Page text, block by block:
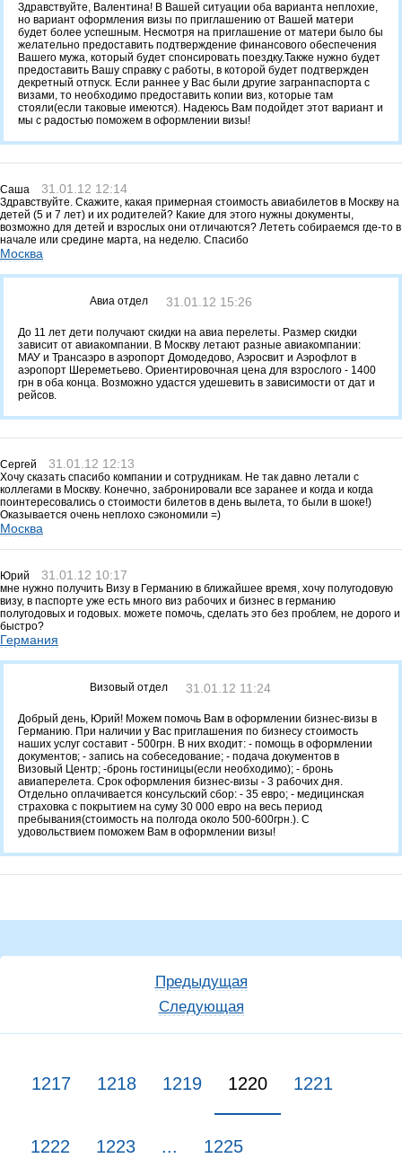
Здравствуйте, Валентина! В Вашей ситуации оба варианта неплохие,
но вариант оформления визы по приглашению от Вашей матери
будет более успешным. Несмотря на приглашение от матери было бы
желательно предоставить подтверждение финансового обеспечения
Вашего мужа, который будет спонсировать поездку.Также нужно будет
предоставить Вашу справку с работы, в которой будет подтвержден
декретный отпуск. Если раннее у Вас были другие загранпаспорта с
визами, то необходимо предоставить копии виз, которые там
стояли(если таковые имеются). Надеюсь Вам подойдет этот вариант и
мы с радостью поможем в оформлении визы!
Саша 31.01.12 12:14
Здравствуйте. Скажите, какая примерная стоимость авиабилетов в Москву на
детей (5 и 7 лет) и их родителей? Какие для этого нужны документы,
возможно для детей и взрослых они отличаются? Лететь собираемся где-то в
начале или средине марта, на неделю. Спасибо
Москва
Авиа отдел 31.01.12 15:26
До 11 лет дети получают скидки на авиа перелеты. Размер скидки
зависит от авиакомпании. В Москву летают разные авиакомпании:
МАУ и Трансаэро в аэропорт Домодедово, Аэросвит и Аэрофлот в
аэропорт Шереметьево. Ориентировочная цена для взрослого - 1400
грн в оба конца. Возможно удастся удешевить в зависимости от дат и
рейсов.
Сергей 31.01.12 12:13
Хочу сказать спасибо компании и сотрудникам. Не так давно летали с
коллегами в Москву. Конечно, забронировали все заранее и когда и когда
поинтересовались о стоимости билетов в день вылета, то были в шоке!)
Оказывается очень неплохо сэкономили =)
Москва
Юрий 31.01.12 10:17
мне нужно получить Визу в Германию в ближайшее время, хочу полугодовую
визу, в паспорте уже есть много виз рабочих и бизнес в германию
полугодовых и годовых. можете помочь, сделать это без проблем, не дорого и
быстро?
Германия
Визовый отдел 31.01.12 11:24
Добрый день, Юрий! Можем помочь Вам в оформлении бизнес-визы в
Германию. При наличии у Вас приглашения по бизнесу стоимость
наших услуг составит - 500грн. В них входит: - помощь в оформлении
документов; - запись на собеседование; - подача документов в
Визовый Центр; -бронь гостиницы(если необходимо); - бронь
авиаперелета. Срок оформления бизнес-визы - 3 рабочих дня.
Отдельно оплачивается консульский сбор: - 35 евро; - медицинская
страховка с покрытием на суму 30 000 евро на весь период
пребывания(стоимость на полгода около 500-600грн.). С
удовольствием поможем Вам в оформлении визы!
Предыдущая
Следующая
1217 1218 1219 1220 1221
1222 1223 ... 1225